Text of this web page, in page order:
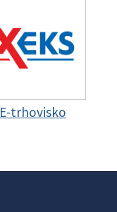
E-trhovisko